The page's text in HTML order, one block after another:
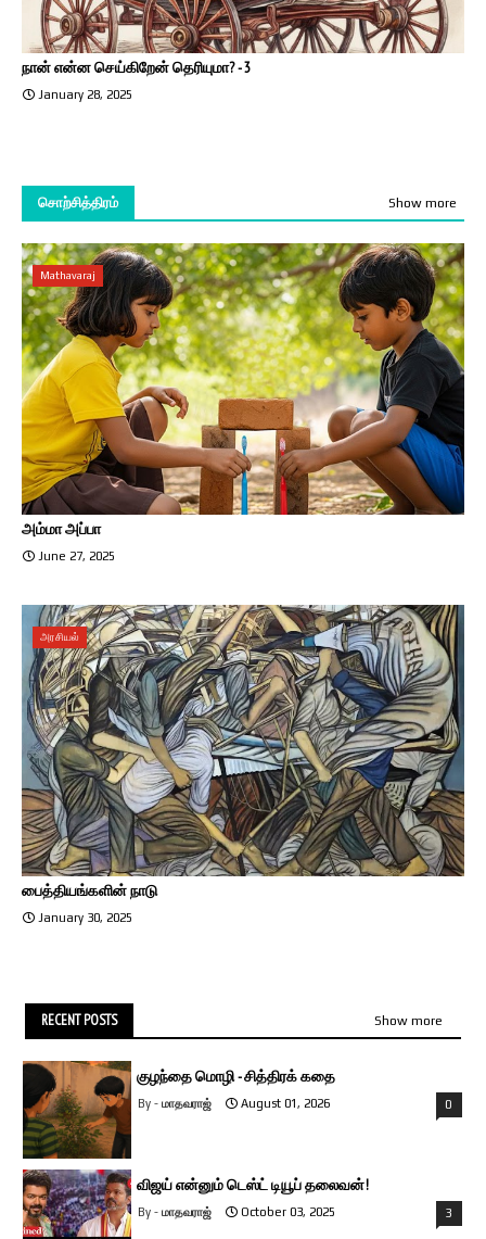
நான் என்ன செய்கிறேன் தெரியுமா? - 3
January 28, 2025
சொற்சித்திரம் Show more
Mathavaraj
அம்மா அப்பா
June 27, 2025
அரசியல்
பைத்தியங்களின் நாடு
January 30, 2025
RECENT POSTS Show more
குழந்தை மொழி - சித்திரக் கதை
மாதவராஜ் August 01, 2026 0
விஜய் என்னும் டெஸ்ட் டியூப் தலைவன்!
மாதவராஜ் October 03, 2025 3